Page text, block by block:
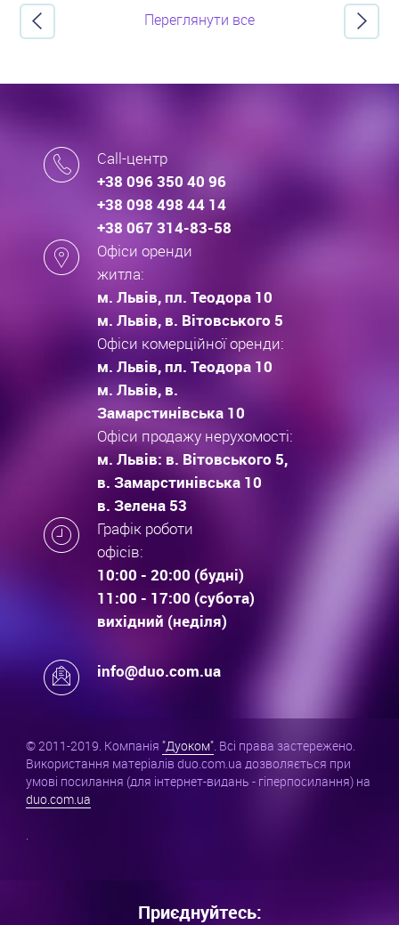
Переглянути все
Call-центр
+38 096 350 40 96
+38 098 498 44 14
+38 067 314-83-58
Офіси оренди
житла:
м. Львів, пл. Теодора 10
м. Львів, в. Вітовського 5
Офіси комерційної оренди:
м. Львів, пл. Теодора 10
м. Львів, в.
Замарстинівська 10
Офіси продажу нерухомості:
м. Львів: в. Вітовського 5,
в. Замарстинівська 10
в. Зелена 53
Графік роботи
офісів:
10:00 - 20:00 (будні)
11:00 - 17:00 (субота)
вихідний (неділя)
info@duo.com.ua
© 2011-2019. Компанія "Дуоком". Всі права застережено.
Використання матеріалів duo.com.ua дозволяється при
умові посилання (для інтернет-видань - гіперпосилання) на
duo.com.ua
.
Приєднуйтесь: